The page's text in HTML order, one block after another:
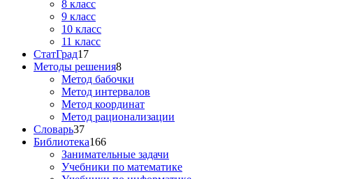
8 класс
9 класс
10 класс
11 класс
СтатГрад17
Методы решения8
Метод бабочки
Метод интервалов
Метод координат
Метод рационализации
Словарь37
Библиотека166
Занимательные задачи
Учебники по математике